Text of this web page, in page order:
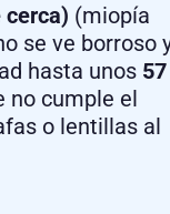
cerca) (miopía
se ve borroso
hasta unos 57
no cumple el
o lentillas al